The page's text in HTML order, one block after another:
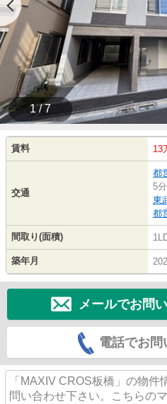
1 / 7
賃料 13
交通
都
5分
東
都
間取り(面積)
築年月
メールでお問
電話でお問
「MAXIV CROS板橋」の物
問い合わせ下さい。こちらの